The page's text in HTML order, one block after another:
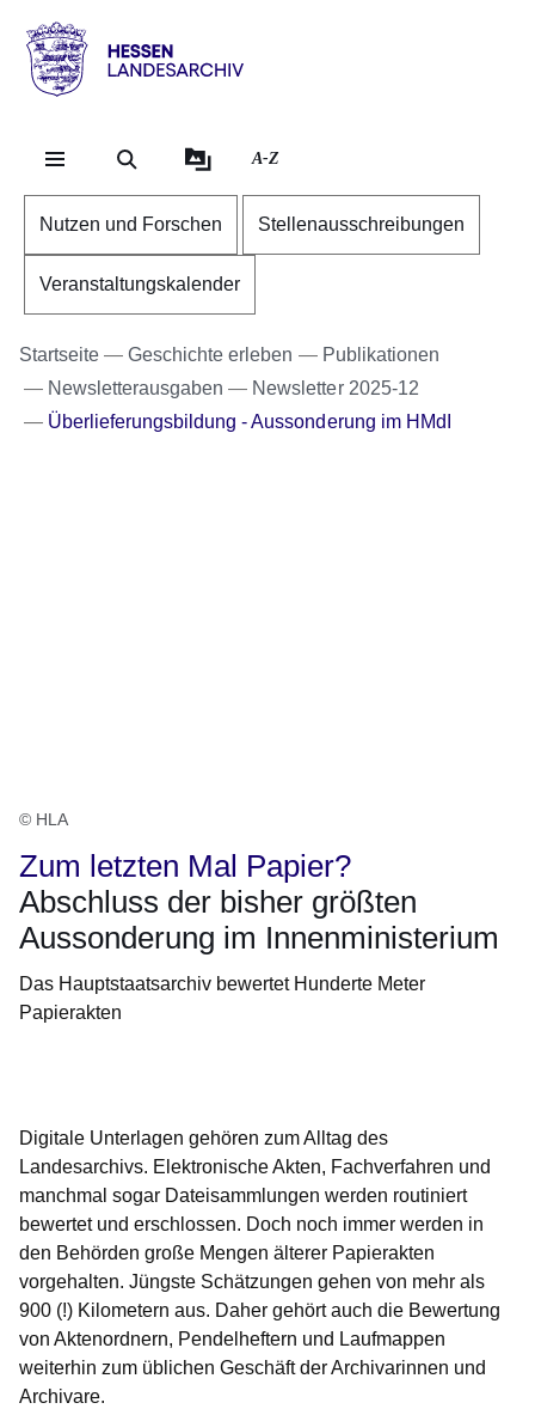
Hessen
Landesarchiv
A-Z
Nutzen und Forschen Stellenausschreibungen
Veranstaltungskalender
Startseite Geschichte erleben
Publikationen
Newsletterausgaben
Newsletter 2025-12
Überlieferungsbildung - Aussonderung im HMdI
© HLA
Zum letzten Mal Papier?
Abschluss der bisher größten
Aussonderung im Innenministerium
Das Hauptstaatsarchiv bewertet Hunderte Meter
Papierakten
Digitale Unterlagen gehören zum Alltag des
Landesarchivs. Elektronische Akten, Fachverfahren und
manchmal sogar Dateisammlungen werden routiniert
bewertet und erschlossen. Doch noch immer werden in
den Behörden große Mengen älterer Papierakten
vorgehalten. Jüngste Schätzungen gehen von mehr als
900 (!) Kilometern aus. Daher gehört auch die Bewertung
von Aktenordnern, Pendelheftern und Laufmappen
weiterhin zum üblichen Geschäft der Archivarinnen und
Archivare.